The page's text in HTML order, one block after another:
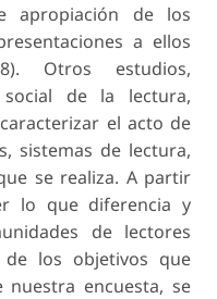
apropiación de los
a ellos
Otros estudios,
de la lectura,
el acto de
sistemas de lectura,
se realiza. A partir
lo que diferencia y
de lectores
de los objetivos que
encuesta, se